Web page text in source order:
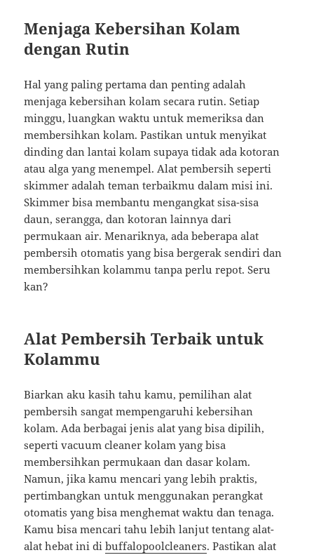
Menjaga Kebersihan Kolam
dengan Rutin
Hal yang paling pertama dan penting adalah
menjaga kebersihan kolam secara rutin. Setiap
minggu, luangkan waktu untuk memeriksa dan
membersihkan kolam. Pastikan untuk menyikat
dinding dan lantai kolam supaya tidak ada kotoran
atau alga yang menempel. Alat pembersih seperti
skimmer adalah teman terbaikmu dalam misi ini.
Skimmer bisa membantu mengangkat sisa-sisa
daun, serangga, dan kotoran lainnya dari
permukaan air. Menariknya, ada beberapa alat
pembersih otomatis yang bisa bergerak sendiri dan
membersihkan kolammu tanpa perlu repot. Seru
kan?
Alat Pembersih Terbaik untuk
Kolammu
Biarkan aku kasih tahu kamu, pemilihan alat
pembersih sangat mempengaruhi kebersihan
kolam. Ada berbagai jenis alat yang bisa dipilih,
seperti vacuum cleaner kolam yang bisa
membersihkan permukaan dan dasar kolam.
Namun, jika kamu mencari yang lebih praktis,
pertimbangkan untuk menggunakan perangkat
otomatis yang bisa menghemat waktu dan tenaga.
Kamu bisa mencari tahu lebih lanjut tentang alat-
alat hebat ini dibuffalopoolcleaners. Pastikan alat